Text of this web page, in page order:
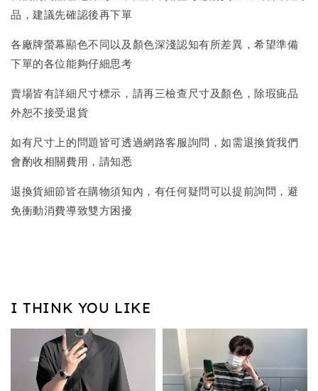
品，建議先確認後再下單
各廠牌螢幕顯色不同以及顏色深淺認知有所差異，希望準備
下單的各位能夠仔細思考
賣場皆有詳細尺寸標示，請再三檢查尺寸及顏色，除瑕疵品
外恕不接受退貨
如有尺寸上的問題皆可透過網路客服詢問，如需退換貨我們
會酌收相關費用，請知悉
退換貨細節皆在購物須知內，有任何疑問可以提前詢問，避
免衝動消費導致雙方困擾
I THINK YOU LIKE